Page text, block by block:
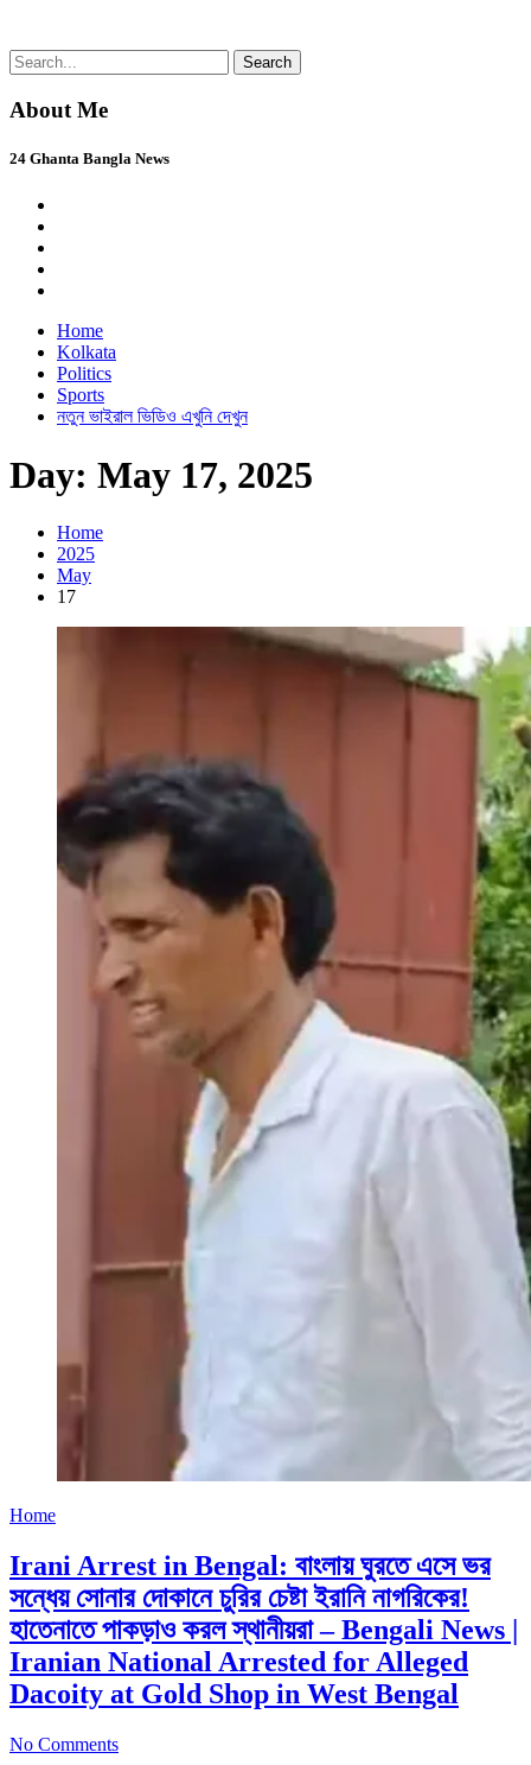
Skip
to
content
24 Ghanta Bangla News
24 Ghanta Bengali News
Search
for:
About Me
24 Ghanta Bangla News
Home
Kolkata
Politics
Sports
নতুন ভাইরাল ভিডিও এখুনি দেখুন
Day: May 17, 2025
Home
2025
May
17
Home
Irani Arrest in Bengal: বাংলায় ঘুরতে এসে ভর
সন্ধেয় সোনার দোকানে চুরির চেষ্টা ইরানি নাগরিকের!
হাতেনাতে পাকড়াও করল স্থানীয়রা – Bengali News |
Iranian National Arrested for Alleged
Dacoity at Gold Shop in West Bengal
No Comments